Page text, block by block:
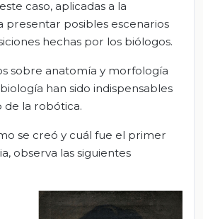
caso, aplicadas a la
presentar posibles escenarios
hechas por los biólogos.
sobre anatomía y morfología
han sido indispensables
de la robótica.
se creó y cuál fue el primer
observa las siguientes